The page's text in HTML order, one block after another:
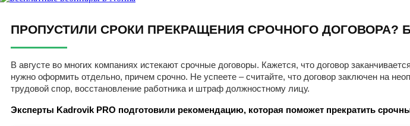
ПРОПУСТИЛИ СРОКИ ПРЕКРАЩЕНИЯ СРОЧНОГО ДОГОВОРА?
В августе во многих компаниях истекают срочные договоры. Кажется, что договор
нужно оформить отдельно, причем срочно. Не успеете – считайте, что договор заключен на
трудовой спор, восстановление работника и штраф должностному лицу.
Эксперты Kadrovik PRO подготовили рекомендацию, которая поможет прекратить